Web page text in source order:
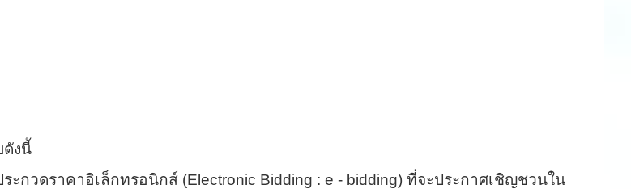
งนี้
กวดราคาอิเล็กทรอนิกส์ (Electronic Bidding : e - bidding) ที่จะประกาศเชิญชวนใน